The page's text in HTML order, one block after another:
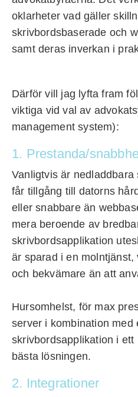
oklarheter vad gäller
skrivbordsbaserade och
samt deras inverkan i
Därför vill jag lyfta fram
viktiga vid val av
management system):
1. Prestanda/
Vanligtvis är nedladdbara
får tillgång till datorns
eller snabbare än
mera beroende av
skrivbordsapplikation
är sparad i en
och bekvämare än att
Hursomhelst, för max
server i kombination med
skrivbordsapplikation i
bästa lösningen.
2. Integrationer